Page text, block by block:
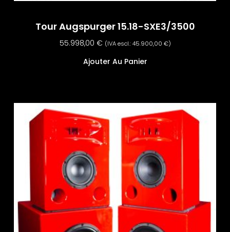
Tour Augspurger 15.18-SXE3/3500
55.998,00 € (IVA escl.:45.900,00 €)
Ajouter Au Panier